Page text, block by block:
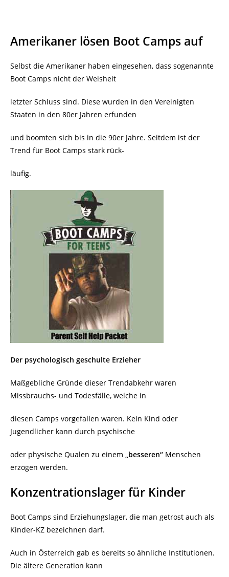
Amerikaner lösen Boot Camps auf
Selbst die Amerikaner haben eingesehen, dass sogenannte
Boot Camps nicht der Weisheit
letzter Schluss sind. Diese wurden in den Vereinigten
Staaten in den 80er Jahren erfunden
und boomten sich bis in die 90er Jahre. Seitdem ist der
Trend für Boot Camps stark rück-
läufig.
Der psychologisch geschulte Erzieher
Maßgebliche Gründe dieser Trendabkehr waren
Missbrauchs- und Todesfälle, welche in
diesen Camps vorgefallen waren. Kein Kind oder
Jugendlicher kann durch psychische
oder physische Qualen zu einem „besseren“ Menschen
erzogen werden.
Konzentrationslager für Kinder
Boot Camps sind Erziehungslager, die man getrost auch als
Kinder-KZ bezeichnen darf.
Auch in Österreich gab es bereits so ähnliche Institutionen.
Die ältere Generation kann